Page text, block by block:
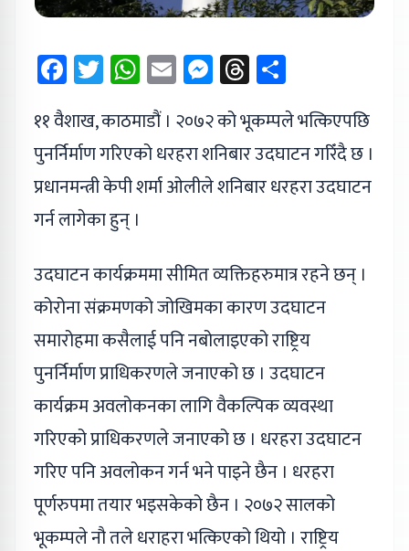
Facebook
Twitter
WhatsApp
EmailMessenger
Threads
११ वैशाख, काठमाडौं । २०७२ को भूकम्पले भत्किएपछि
पुनर्निर्माण गरिएको धरहरा शनिबार उदघाटन गरिँदै छ ।
प्रधानमन्त्री केपी शर्मा ओलीले शनिबार धरहरा उदघाटन
गर्न लागेका हुन् ।
उदघाटन कार्यक्रममा सीमित व्यक्तिहरुमात्र रहने छन् ।
कोरोना संक्रमणको जोखिमका कारण उदघाटन
समारोहमा कसैलाई पनि नबोलाइएको राष्ट्रिय
पुनर्निर्माण प्राधिकरणले जनाएको छ । उदघाटन
कार्यक्रम अवलोकनका लागि वैकल्पिक व्यवस्था
गरिएको प्राधिकरणले जनाएको छ । धरहरा उदघाटन
गरिए पनि अवलोकन गर्न भने पाइने छैन । धरहरा
पूर्णरुपमा तयार भइसकेको छैन । २०७२ सालको
भूकम्पले नौ तले धराहरा भत्किएको थियो । राष्ट्रिय